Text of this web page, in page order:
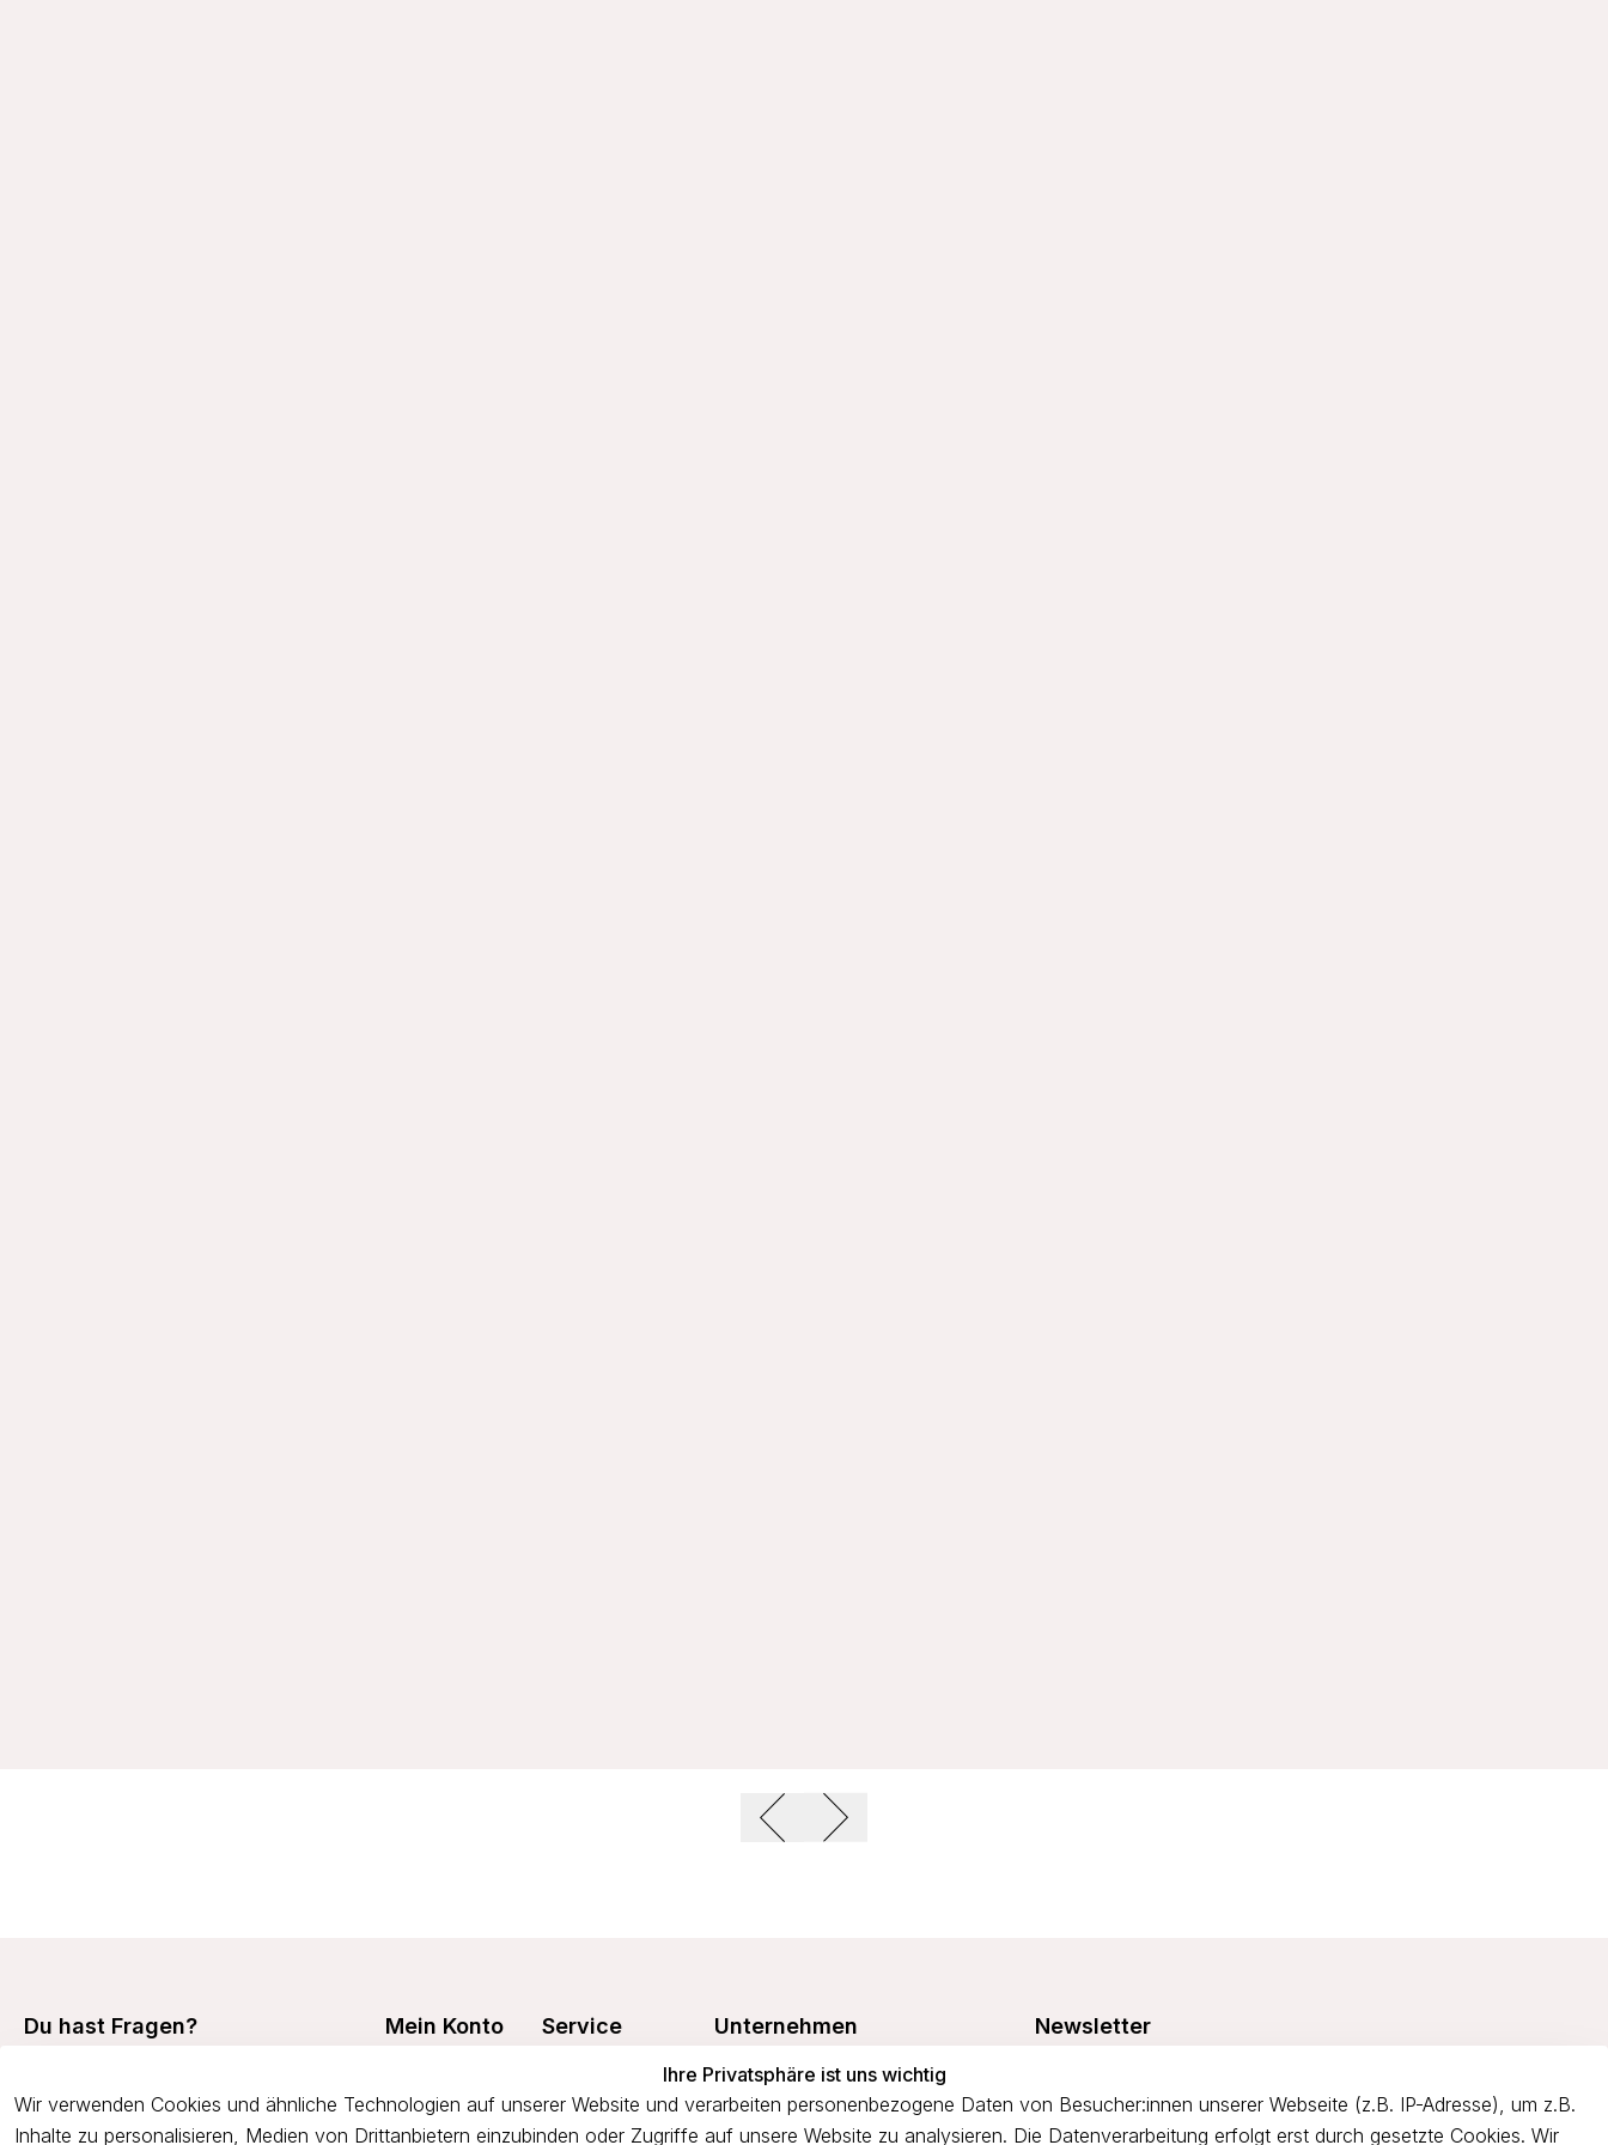
Ihre Privatsphäre ist uns wichtig
Wir verwenden Cookies und ähnliche Technologien auf unserer Website und verarbeiten personenbezogene Daten von Besucher:innen unserer Webseite (z.B. IP-Adresse), um z.B.
Inhalte zu personalisieren, Medien von Drittanbietern einzubinden oder Zugriffe auf unsere Website zu analysieren. Die Datenverarbeitung erfolgt erst durch gesetzte Cookies. Wir
Du hast Fragen?
onlineshop@viania.de
Mein Konto
Meine Bestellungen
Service
Waschanleitung
Unternehmen
Über uns
Impressum
Newsletter
profitiere von Angeboten.